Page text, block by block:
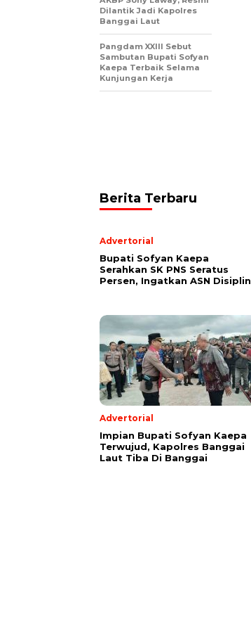
Dilantik Jadi Kapolres
Banggai Laut
Pangdam XXIII Sebut
Sambutan Bupati Sofyan
Kaepa Terbaik Selama
Kunjungan Kerja
Berita Terbaru
Advertorial
Bupati Sofyan Kaepa
Serahkan SK PNS Seratus
Persen, Ingatkan ASN Disiplin
Advertorial
Impian Bupati Sofyan Kaepa
Terwujud, Kapolres Banggai
Laut Tiba Di Banggai